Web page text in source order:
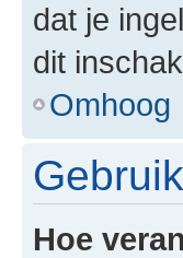
dat je
dit
Omhoog
Hoe